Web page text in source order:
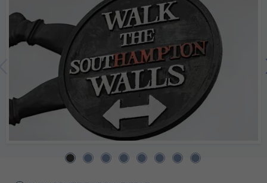
Ημέρα 7η
Μόντε Κάρλο, Μονακό
Ολόκληρη
Ημέρα 8η